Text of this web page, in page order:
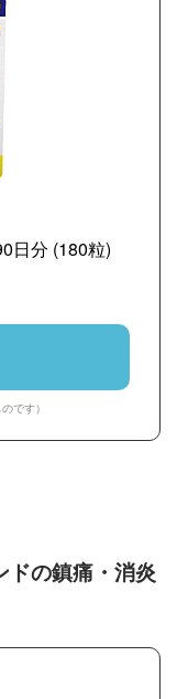
日分 (180粒)
です）
の鎮痛・消炎